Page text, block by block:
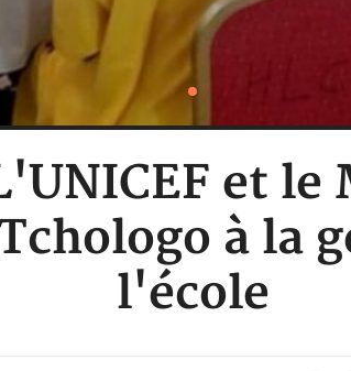
et le
à la
l'école